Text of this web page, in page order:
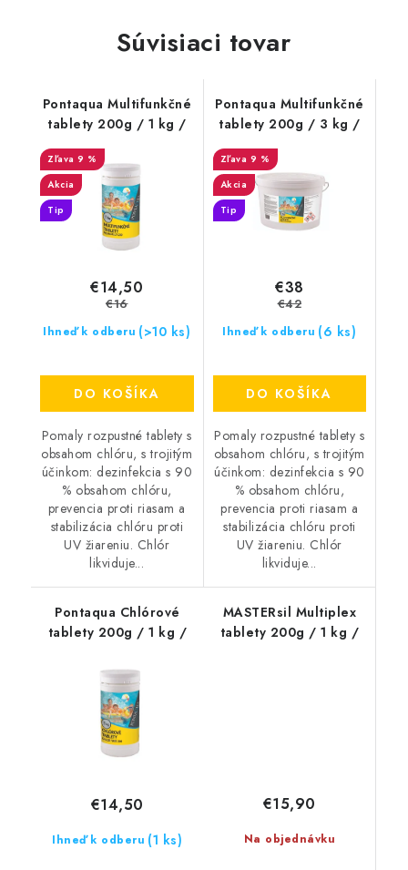
Súvisiaci tovar
Pontaqua Multifunkčné
tablety 200g / 1 kg /
9 %
Akcia
Tip
Ihneď k odberu (>10 ks)
€14,50
€16
DO KOŠÍKA
Pomaly rozpustné tablety s
obsahom chlóru, s trojitým
účinkom: dezinfekcia s 90
% obsahom chlóru,
prevencia proti riasam a
stabilizácia chlóru proti
UV žiareniu. Chlór
likviduje...
Pontaqua Multifunkčné
tablety 200g / 3 kg /
9 %
Akcia
Tip
Ihneď k odberu (6 ks)
€38
€42
DO KOŠÍKA
Pomaly rozpustné tablety s
obsahom chlóru, s trojitým
účinkom: dezinfekcia s 90
% obsahom chlóru,
prevencia proti riasam a
stabilizácia chlóru proti
UV žiareniu. Chlór
likviduje...
Pontaqua Chlórové
tablety 200g / 1 kg /
Ihneď k odberu (1 ks)
€14,50
MASTERsil Multiplex
tablety 200g / 1 kg /
Na objednávku
€15,90